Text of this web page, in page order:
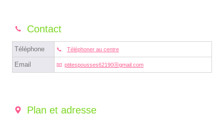
Contact
Téléphone Téléphoner au centre
Email ptitespousses62190ⓐgmail.com
Plan et adresse